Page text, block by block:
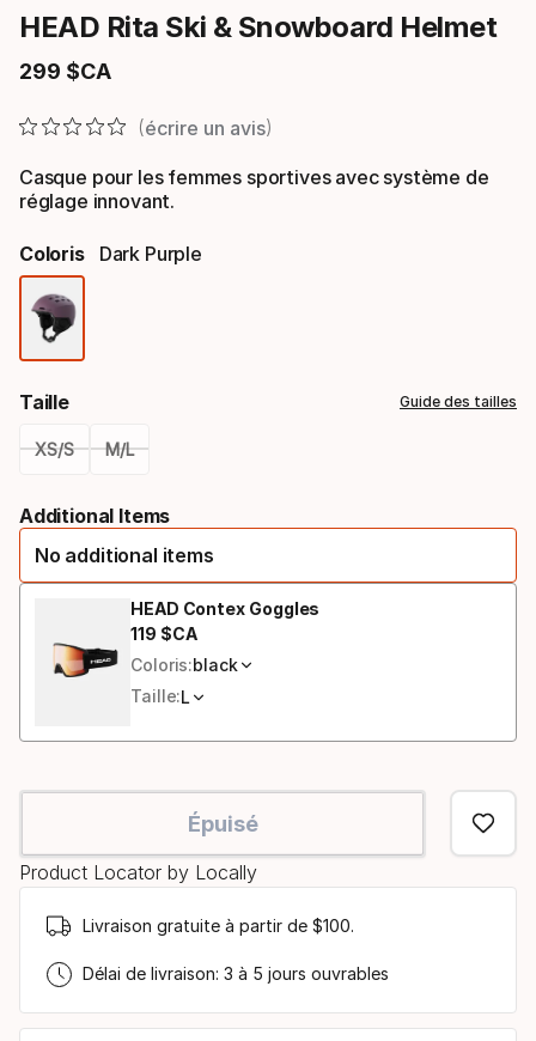
HEAD Rita Ski & Snowboard Helmet
299 $CA
Prix final
écrire un avis
Casque pour les femmes sportives avec système de
réglage innovant.
Coloris Dark Purple
Taille Guide des tailles
XS/S M/L
select
option:
Additional Items
No additional items
HEAD Contex Goggles
119 $CA
Prix final
Coloris:black
Taille:L
Épuisé
Product Locator by Locally
Livraison gratuite à partir de $100.
Délai de livraison: 3 à 5 jours ouvrables